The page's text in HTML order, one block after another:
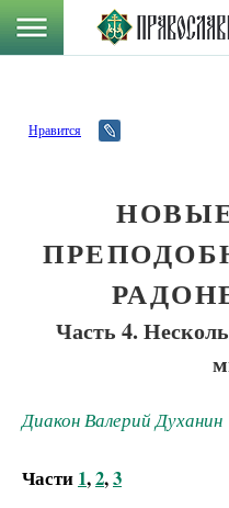
Нравится
Часть 4.
Диакон Валерий Духанин
Части 1,2,3